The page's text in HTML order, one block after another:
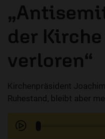
der
verloren“
Kirchenpräsident
Ruhestand, bleibt aber